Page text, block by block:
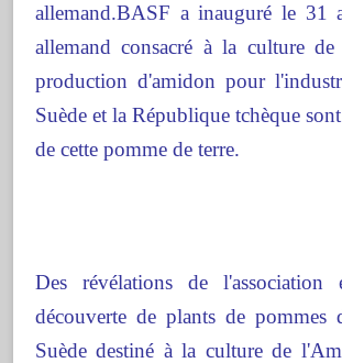
allemand.BASF a inauguré le 31
allemand consacré à la culture
production d'amidon pour
Suède et la République tchèque
de cette pomme de terre.
Des révélations de l'association
découverte de plants de
Suède destiné à la culture de